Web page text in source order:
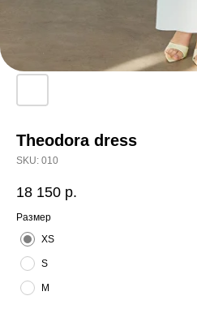
Theodora dress
SKU: 010
18 150 р.
Размер
XS
S
M